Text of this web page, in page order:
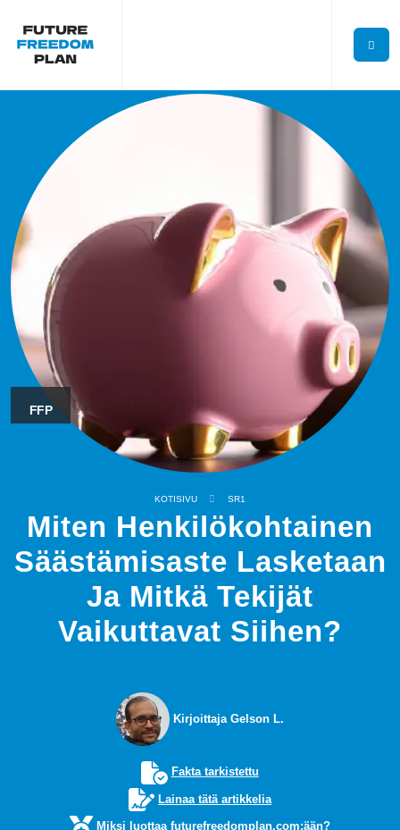
FFP
KOTISIVU SR1
Miten Henkilökohtainen
Säästämisaste Lasketaan
Ja Mitkä Tekijät
Vaikuttavat Siihen?
Kirjoittaja Gelson L.
Fakta tarkistettu
Lainaa tätä artikkelia
Miksi luottaa futurefreedomplan.com:ään?